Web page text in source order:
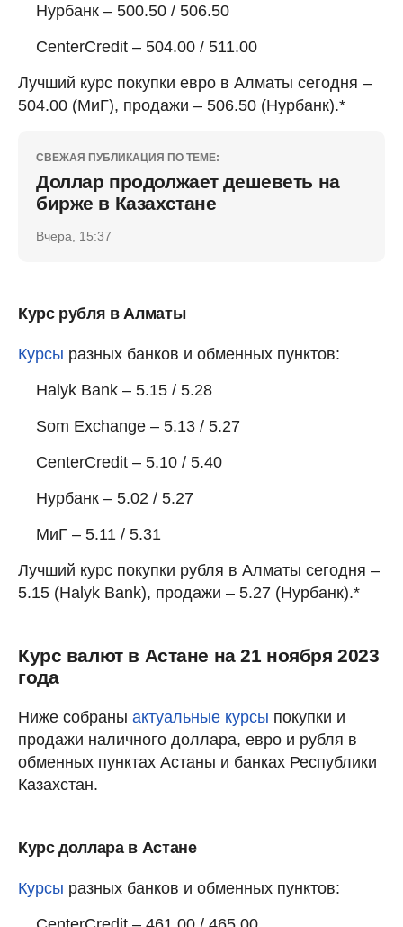
Нурбанк – 500.50 / 506.50
CenterCredit – 504.00 / 511.00
Лучший курс покупки евро в Алматы сегодня –
504.00 (МиГ), продажи – 506.50 (Нурбанк).*
СВЕЖАЯ ПУБЛИКАЦИЯ ПО ТЕМЕ:
Доллар продолжает дешеветь на
бирже в Казахстане
Вчера, 15:37
Курс рубля в Алматы
Курсы разных банков и обменных пунктов:
Halyk Bank – 5.15 / 5.28
Som Exchange – 5.13 / 5.27
CenterCredit – 5.10 / 5.40
Нурбанк – 5.02 / 5.27
МиГ – 5.11 / 5.31
Лучший курс покупки рубля в Алматы сегодня –
5.15 (Halyk Bank), продажи – 5.27 (Нурбанк).*
Курс валют в Астане на 21 ноября 2023
года
Ниже собраны актуальные курсы покупки и
продажи наличного доллара, евро и рубля в
обменных пунктах Астаны и банках Республики
Казахстан.
Курс доллара в Астане
Курсы разных банков и обменных пунктов: